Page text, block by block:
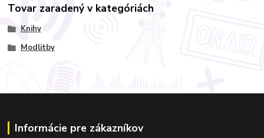
Tovar zaradený v kategóriách
Knihy
Modlitby
Informácie pre zákazníkov